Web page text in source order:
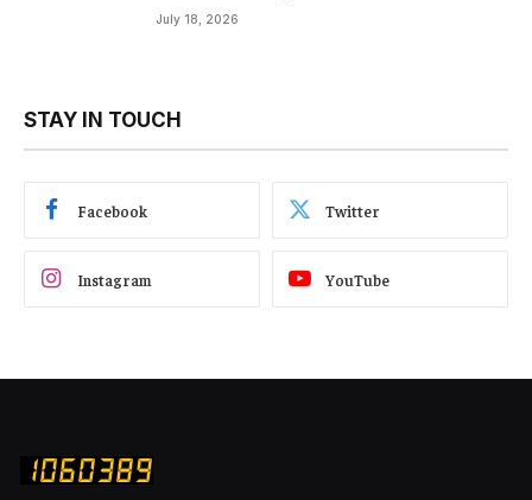
July 18, 2026
STAY IN TOUCH
Facebook Twitter
Instagram YouTube